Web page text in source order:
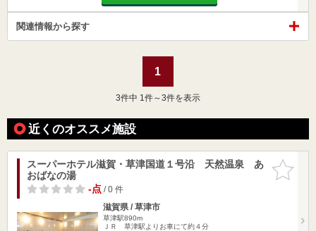
関連情報から探す
1
3件中 1件～3件を表示
近くのオススメ施設
お気に入
りに追加
スーパーホテル滋賀・草津国道１号沿 天然温泉 あ
おばなの湯
-点/ 0 件
滋賀県 / 草津市
草津駅890m
ＪＲ 草津駅よりお車にて約４分